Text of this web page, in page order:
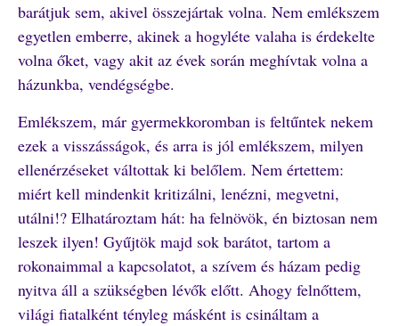
barátjuk sem, akivel összejártak volna. Nem emlékszem
egyetlen emberre, akinek a hogyléte valaha is érdekelte
volna őket, vagy akit az évek során meghívtak volna a
házunkba, vendégségbe.
Emlékszem, már gyermekkoromban is feltűntek nekem
ezek a visszásságok, és arra is jól emlékszem, milyen
ellenérzéseket váltottak ki belőlem. Nem értettem:
miért kell mindenkit kritizálni, lenézni, megvetni,
utálni!? Elhatároztam hát: ha felnövök, én biztosan nem
leszek ilyen! Gyűjtök majd sok barátot, tartom a
rokonaimmal a kapcsolatot, a szívem és házam pedig
nyitva áll a szükségben lévők előtt. Ahogy felnőttem,
világi fiatalként tényleg másként is csináltam a